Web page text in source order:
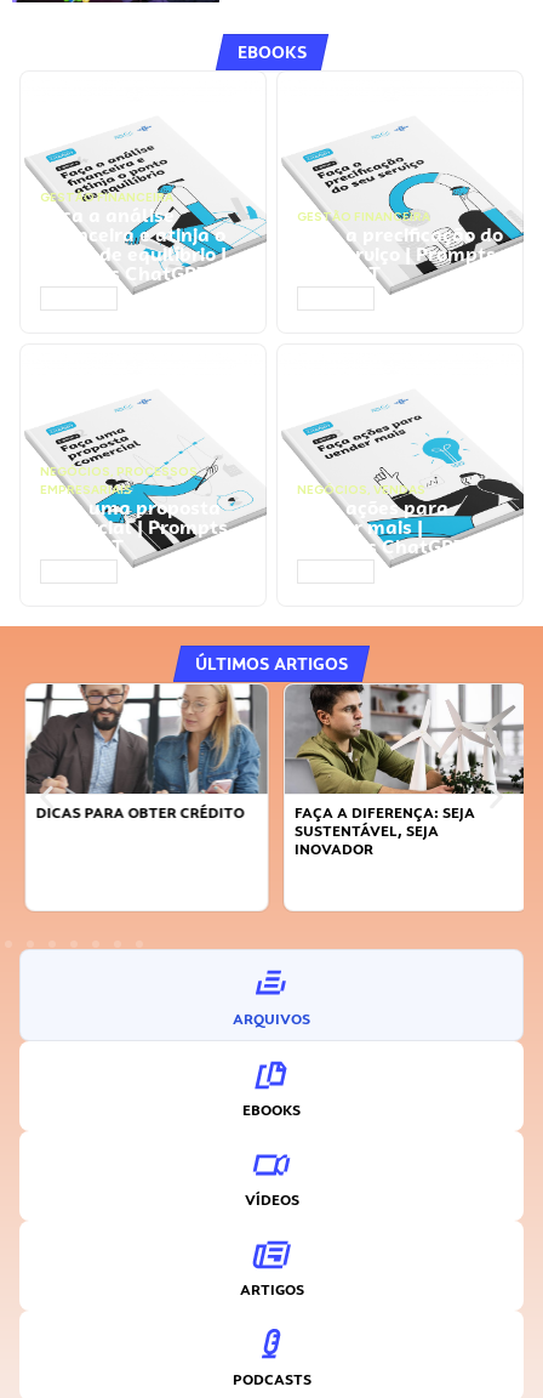
EBOOKS
GESTÃO FINANCEIRA
Faça a análise
financeira e atinja o
ponto de equilíbrio |
Prompts ChatGPT
GESTÃO FINANCEIRA
Faça a precificação do
seu serviço | Prompts
ChatGPT
NEGÓCIOS, PROCESSOS
EMPRESARIAIS
Faça uma proposta
comercial | Prompts
ChatGPT
NEGÓCIOS, VENDAS
Faça ações para
vender mais |
Prompts ChatGPT
ÚLTIMOS ARTIGOS
DICAS PARA OBTER CRÉDITO
FAÇA A DIFERENÇA: SEJA
SUSTENTÁVEL, SEJA
INOVADOR
ARQUIVOS
EBOOKS
VÍDEOS
ARTIGOS
PODCASTS